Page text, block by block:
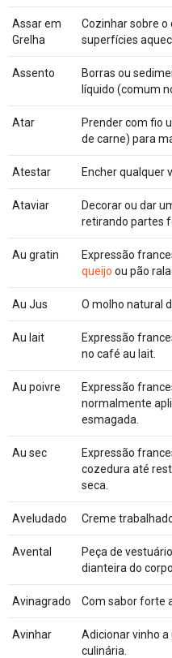
Assar em
Grelha
Cozinhar sobre o
superfícies
Assento
Borras ou
líquido (comum
Atar
Prender com fio
de carne) para
Atestar Encher qualquer
Ataviar
Decorar ou dar
retirando partes
Au gratin
Expressão
queijo ou pão
Au Jus O molho natural
Au lait
Expressão
no café au lait.
Au poivre
Expressão
normalmente
esmagada.
Au sec
Expressão
cozedura até
seca.
Aveludado Creme
Avental
Peça de
dianteira do
Avinagrado Com sabor forte
Avinhar
Adicionar vinho
culinária.